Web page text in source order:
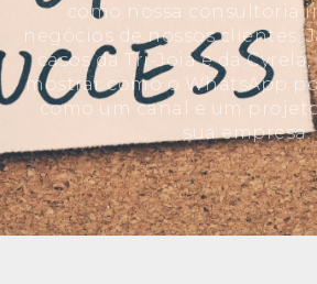
como nossa consultoria
negócios de nossos clientes.
casos da Tri-Joia e da
mostrar como o WhatsApp
como um canal e um
sua empresa.